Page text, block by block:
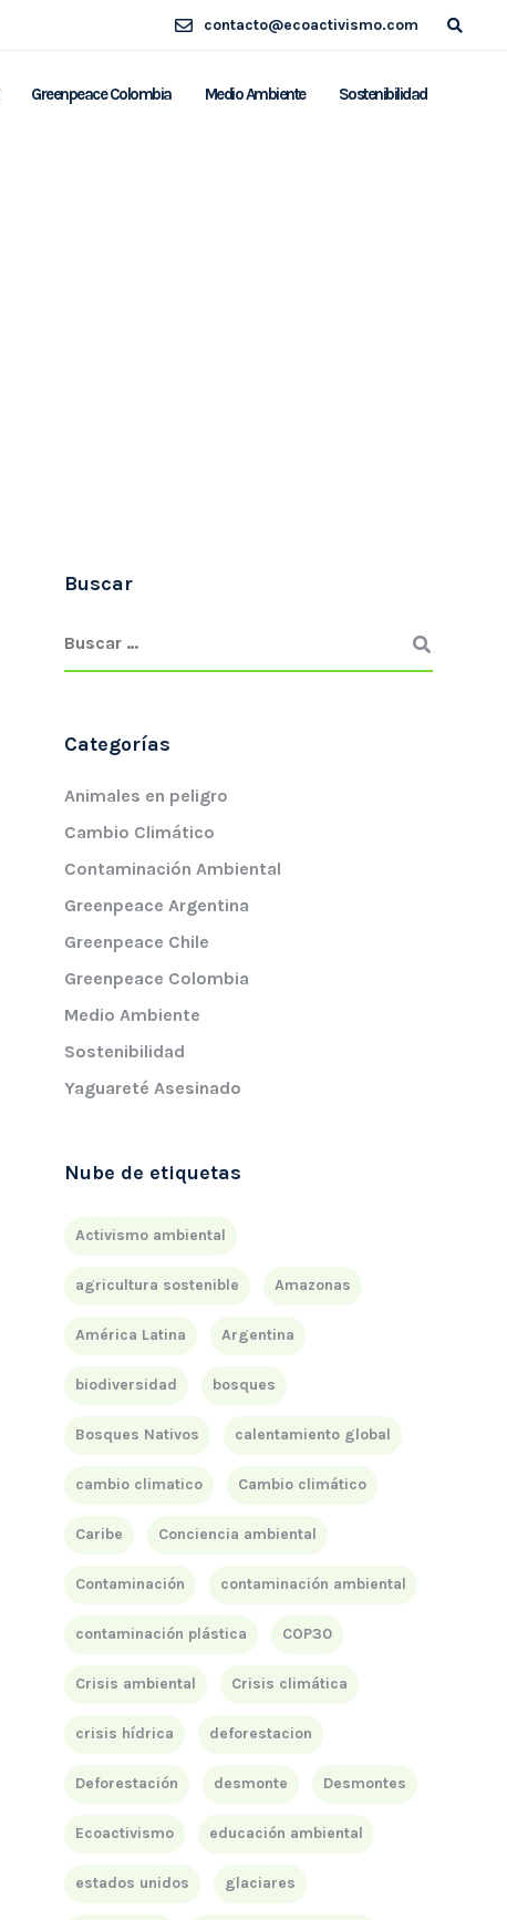
contacto@ecoactivismo.com
Greenpeace Colombia Medio Ambiente Sostenibilidad
Buscar
Categorías
Animales en peligro
Cambio Climático
Contaminación Ambiental
Greenpeace Argentina
Greenpeace Chile
Greenpeace Colombia
Medio Ambiente
Sostenibilidad
Yaguareté Asesinado
Nube de etiquetas
Activismo ambiental
agricultura sostenible Amazonas
América Latina Argentina
biodiversidad bosques
Bosques Nativos calentamiento global
cambio climatico Cambio climático
Caribe Conciencia ambiental
Contaminación contaminación ambiental
contaminación plástica COP30
Crisis ambiental Crisis climática
crisis hídrica deforestacion
Deforestación desmonte Desmontes
Ecoactivismo educación ambiental
estados unidos glaciares